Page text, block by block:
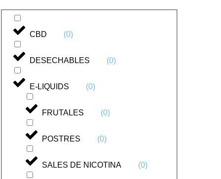
CBD (0)
DESECHABLES (0)
E-LIQUIDS (0)
FRUTALES (0)
POSTRES (0)
SALES DE NICOTINA (0)